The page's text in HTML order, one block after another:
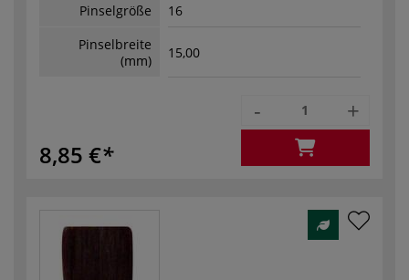
Pinselgröße
16
Pinselbreite
(mm)
15,00
8,85 €
- +